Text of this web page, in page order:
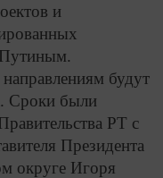
и
будут
Сроки были
РТ с
Президента
округе Игоря